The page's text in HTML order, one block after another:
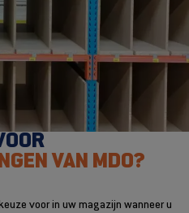
VAN MDO?
voor in uw magazijn wanneer u